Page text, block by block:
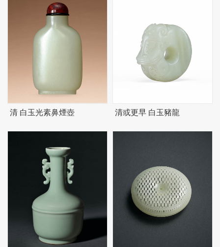
清 白玉光素鼻煙壺 清或更早 白玉豬龍